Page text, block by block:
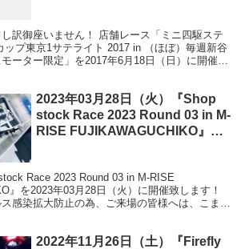
訳御座いません！ 店舗レース「ミニ四駆ステ
ップ東京1サテライト 2017 in （ほぼ）毎週新谷
ーター限定」を2017年6月18日（日）に開催致
2023年03月28日（火）『Shop
stock Race 2023 Round 03 in M-
RISE FUJIKAWAGUCHIKO』開
Race 2023 Round 03 in M-RISE
』を2023年03月28日（火）に開催致します！
感染拡大防止の為、ご来場の皆様へは、こまめ
2022年11月26日（土）『Firefly